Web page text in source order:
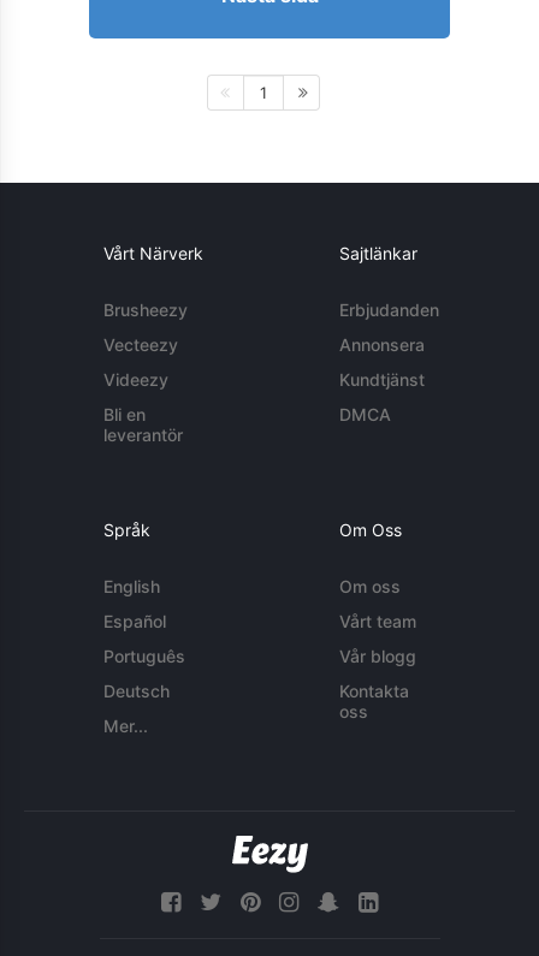
1
Vårt Närverk
Brusheezy
Vecteezy
Videezy
Bli en
leverantör
Sajtlänkar
Erbjudanden
Annonsera
Kundtjänst
DMCA
Språk
English
Español
Português
Deutsch
Mer...
Om Oss
Om oss
Vårt team
Vår blogg
Kontakta
oss